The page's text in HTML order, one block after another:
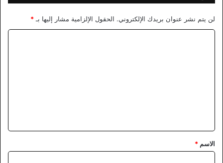
لن يتم نشر عنوان بريدك الإلكتروني. الحقول الإلزامية مشار إليها بـ *
*
الاسم *